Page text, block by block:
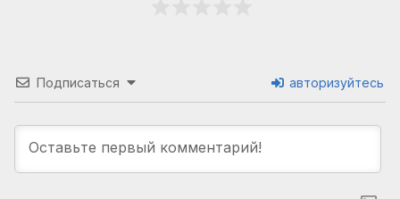
Подписаться авторизуйтесь